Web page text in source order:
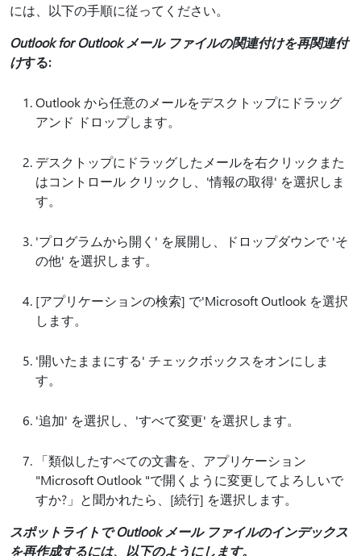
には、以下の手順に従ってください。
Outlook for Outlook メール ファイルの関連付けを再関連付
けする:
Outlook から任意のメールをデスクトップにドラッグ
アンド ドロップします。
デスクトップにドラッグしたメールを右クリックまた
はコントロール クリックし、'情報の取得' を選択しま
す。
'プログラムから開く' を展開し、ドロップダウンで 'そ
の他' を選択します。
[アプリケーションの検索] で'Microsoft Outlook を選択
します。
'開いたままにする' チェックボックスをオンにしま
す。
'追加' を選択し、'すべて変更' を選択します。
「類似したすべての文書を、アプリケーション
"Microsoft Outlook "で開くように変更してよろしいで
すか?」と聞かれたら、[続行] を選択します。
スポットライトで Outlook メール ファイルのインデックス
を再作成するには、以下のようにします。